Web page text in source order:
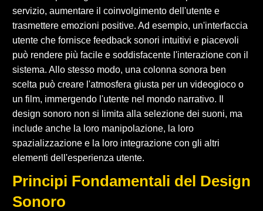
servizio, aumentare il coinvolgimento dell'utente e
trasmettere emozioni positive. Ad esempio, un'interfaccia
utente che fornisce feedback sonori intuitivi e piacevoli
può rendere più facile e soddisfacente l'interazione con il
sistema. Allo stesso modo, una colonna sonora ben
scelta può creare l'atmosfera giusta per un videogioco o
un film, immergendo l'utente nel mondo narrativo. Il
design sonoro non si limita alla selezione dei suoni, ma
include anche la loro manipolazione, la loro
spazializzazione e la loro integrazione con gli altri
elementi dell'esperienza utente.
Principi Fondamentali del Design
Sonoro